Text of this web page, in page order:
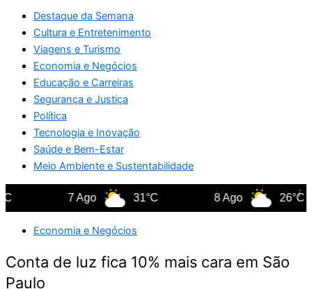
Destaque da Semana
Cultura e Entretenimento
Viagens e Turismo
Economia e Negócios
Educação e Carreiras
Segurança e Justiça
Política
Tecnologia e Inovação
Saúde e Bem-Estar
Meio Ambiente e Sustentabilidade
7 Ago 31°C 8 Ago 26°C
Economia e Negócios
Conta de luz fica 10% mais cara em São
Paulo